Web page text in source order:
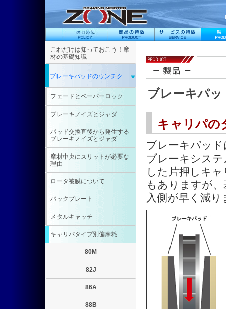
これだけは知っておこう！摩
材の基礎知識
ブレーキパッドのウンチク
フェードとベーパーロック
ブレーキノイズとジャダ
パッド交換直後から発生する
ブレーキノイズとジャダ
摩材中央にスリットが必要な
理由
ロータ被膜について
バックプレート
メタルキャッチ
キャリパタイプ別偏摩耗
80M
82J
86A
88B
ブレーキパ
キャリパの
ブレーキパッ
ブレーキシス
した片押しキ
もありますが
入側が早く減り